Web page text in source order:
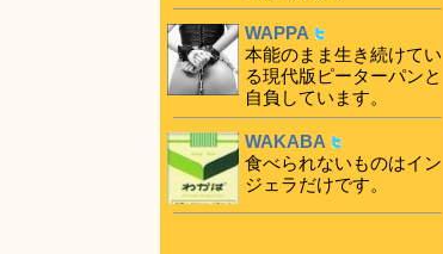
WAPPA
本能のまま生き続けてい
る現代版ピーターパンと
自負しています。
WAKABA
食べられないものはイン
ジェラだけです。